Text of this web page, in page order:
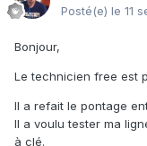
Posté(e) le 11
Bonjour,
Le technicien free est
Il a refait le pontage
Il a voulu tester ma
à clé.